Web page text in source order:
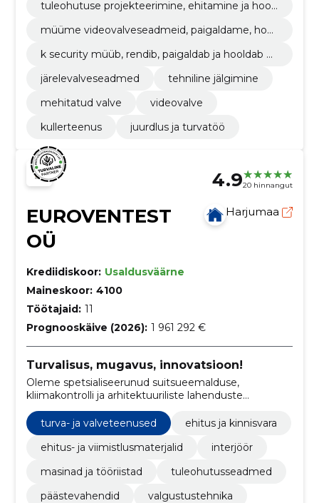
tuleohutuse projekteerimine, ehitamine ja hool
müüme videovalveseadmeid, paigaldame, hool
k security müüb, rendib, paigaldab ja hooldab eri
järelevalveseadmed
tehniline jälgimine
mehitatud valve
videovalve
kullerteenus
juurdlus ja turvatöö
4.920 hinnangut
EUROVENTEST
OÜ
Harjumaa
Krediidiskoor: Usaldusväärne
Maineskoor: 4100
Töötajaid: 11
Prognooskäive (2026): 1 961 292 €
Turvalisus, mugavus, innovatsioon!
Oleme spetsialiseerunud suitsueemalduse,
kliimakontrolli ja arhitektuuriliste lahenduste
ohutuse, mugavuse ja energiatõhususe
parandamiseks.
turva- ja valveteenused
ehitus ja kinnisvara
ehitus- ja viimistlusmaterjalid
interjöör
masinad ja tööriistad
tuleohutusseadmed
päästevahendid
valgustustehnika